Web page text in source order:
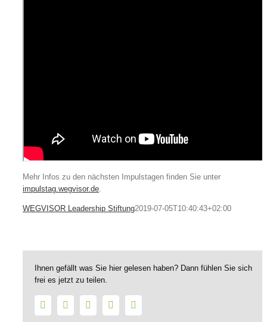
Mehr Infos zu den nächsten Impulstagen finden Sie unter
impulstag.wegvisor.de.
WEGVISOR Leadership Stiftung2019-07-05T10:40:43+02:00
Ihnen gefällt was Sie hier gelesen haben? Dann fühlen Sie sich
frei es jetzt zu teilen.
FacebookTwitter LinkedInWhatsApp
Mail